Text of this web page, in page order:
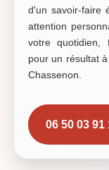
d'un savoir-faire
attention
votre quotidien,
pour un résultat
Chassenon.
06 50 03 91